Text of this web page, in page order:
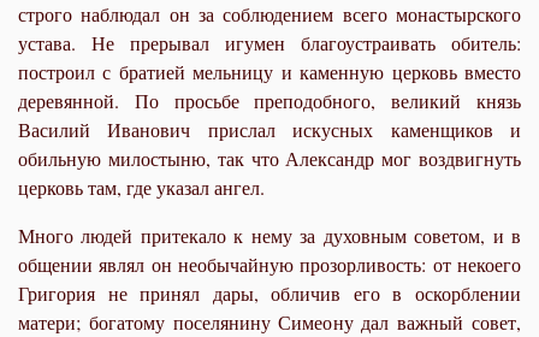
строго наблюдал он за соблюдением всего монастырского
устава. Не прерывал игумен благоустраивать обитель:
построил с братией мельницу и каменную церковь вместо
деревянной. По просьбе преподобного, великий князь
Василий Иванович прислал искусных каменщиков и
обильную милостыню, так что Александр мог воздвигнуть
церковь там, где указал ангел.
Много людей притекало к нему за духовным советом, и в
общении являл он необычайную прозорливость: от некоего
Григория не принял дары, обличив его в оскорблении
матери; богатому поселянину Симеону дал важный совет,